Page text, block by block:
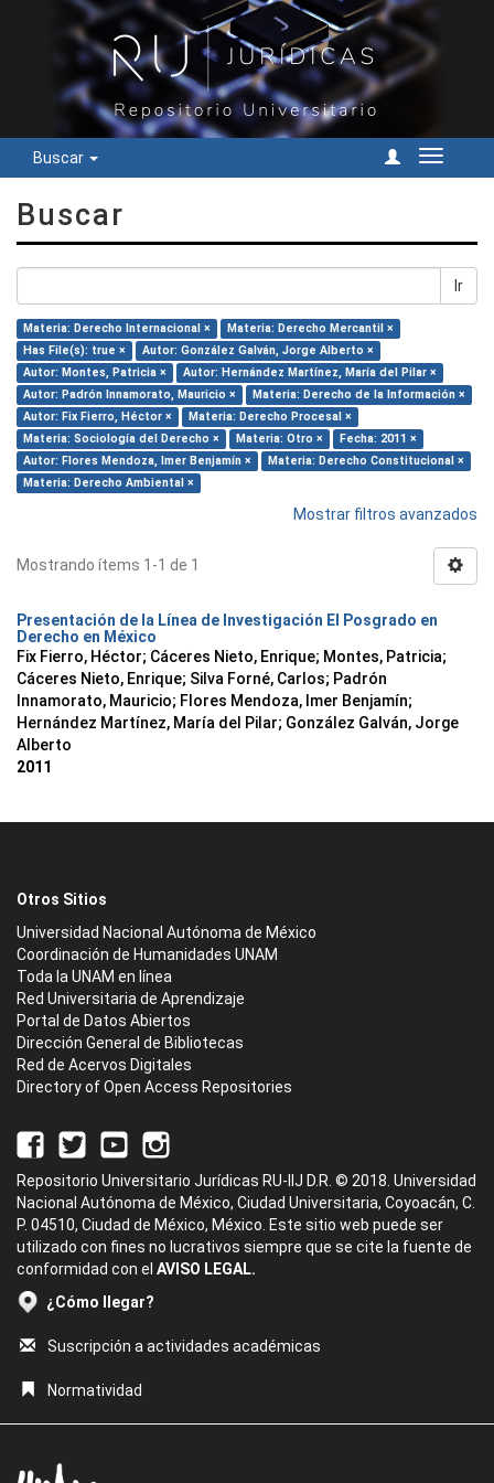
Buscar
Cambiar
Buscar
Ir
Materia: Derecho Internacional ×
Materia: Derecho Mercantil ×
Has File(s): true ×
Autor: González Galván, Jorge Alberto ×
Autor: Montes, Patricia ×
Autor: Hernández Martínez, María del Pilar ×
Autor: Padrón Innamorato, Mauricio ×
Materia: Derecho de la Información ×
Autor: Fix Fierro, Héctor ×
Materia: Derecho Procesal ×
Materia: Sociología del Derecho ×
Materia: Otro ×
Fecha: 2011 ×
Autor: Flores Mendoza, Imer Benjamín ×
Materia: Derecho Constitucional ×
Materia: Derecho Ambiental ×
Mostrar filtros avanzados
Mostrando ítems 1-1 de 1
Presentación de la Línea de Investigación El Posgrado en
Derecho en México
Fix Fierro, Héctor; Cáceres Nieto, Enrique; Montes, Patricia;
Cáceres Nieto, Enrique; Silva Forné, Carlos; Padrón
Innamorato, Mauricio; Flores Mendoza, Imer Benjamín;
Hernández Martínez, María del Pilar; González Galván, Jorge
Alberto
2011
Otros Sitios
Universidad Nacional Autónoma de México
Coordinación de Humanidades UNAM
Toda la UNAM en línea
Red Universitaria de Aprendizaje
Portal de Datos Abiertos
Dirección General de Bibliotecas
Red de Acervos Digitales
Directory of Open Access Repositories
Repositorio Universitario Jurídicas RU-IIJ D.R. © 2018. Universidad
Nacional Autónoma de México, Ciudad Universitaria, Coyoacán, C.
P. 04510, Ciudad de México, México. Este sitio web puede ser
utilizado con fines no lucrativos siempre que se cite la fuente de
conformidad con el AVISO LEGAL.
¿Cómo llegar?
Suscripción a actividades académicas
Normatividad